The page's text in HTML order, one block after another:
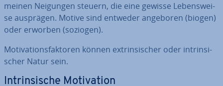
mei­nen Neigungen steuern, die eine gewisse Le­bens­wei­
se ausprägen. Motive sind entweder angeboren (biogen)
oder erworben (soziogen).
Mo­ti­va­ti­ons­fak­to­ren können ex­trin­si­scher oder in­trin­si­
scher Natur sein.
In­trin­si­sche Mo­ti­va­ti­on